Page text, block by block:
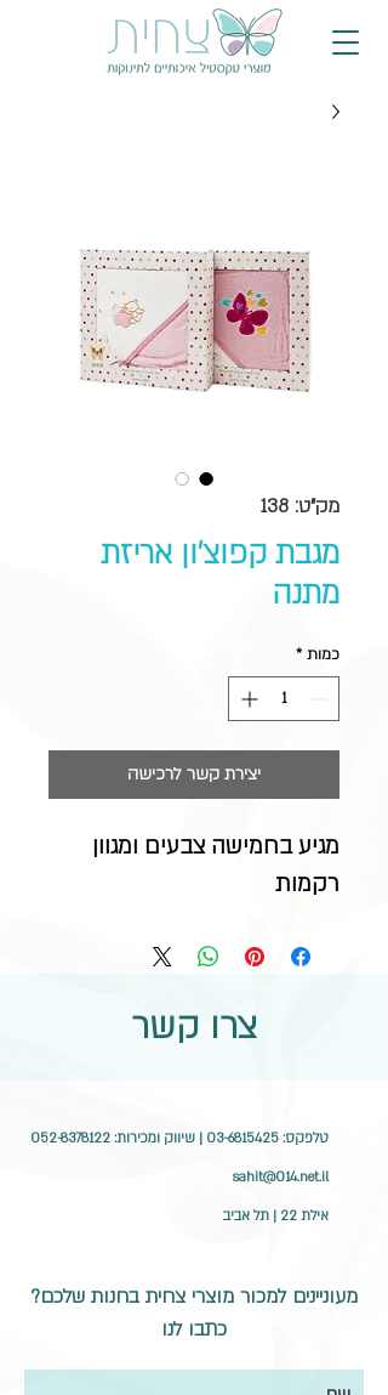
מק"ט: 138
מגבת קפוצ'ון אריזת
מתנה
כמות *
יצירת קשר לרכישה
מגיע בחמישה צבעים ומגוון
רקמות
צרו קשר
טלפקס: 03-6815425 | שיווק ומכירות: 052-8378122
sahit@014.net.il
אילת 22 | תל אביב
מעוניינים למכור מוצרי צחית בחנות שלכם?
כתבו לנו